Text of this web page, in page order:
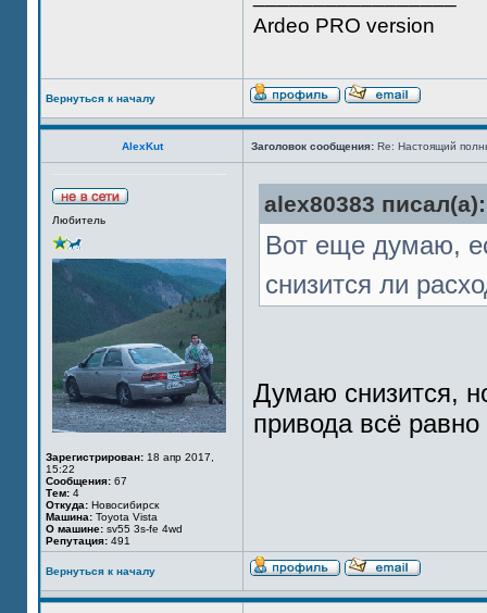
Ardeo PRO version
Вернуться к началу
AlexKut Заголовок сообщения: Re: Настоящий
Любитель
Зарегистрирован: 18 апр 2017,
15:22
Сообщения: 67
Тем: 4
Откуда: Новосибирск
Машина: Toyota Vista
О машине: sv55 3s-fe 4wd
Репутация: 491
alex80383 писал(а):
Вот еще думаю,
снизится ли
Думаю снизится,
привода всё равно
Вернуться к началу